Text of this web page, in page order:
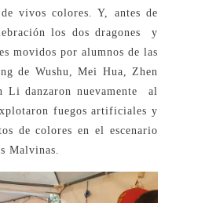
vivos colores. Y, antes de
los dos dragones y
movidos por alumnos de las
de Wushu, Mei Hua, Zhen
Li danzaron nuevamente al
fuegos artificiales y
de colores en el escenario
Malvinas.